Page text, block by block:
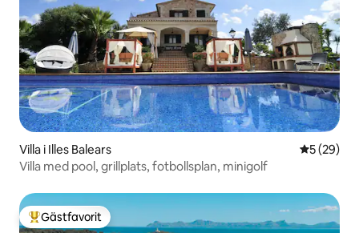
Villa i Illes Balears 5 av 5 i
5 (29)
Villa med pool, grillplats, fotbollsplan, minigolf
Populär gästfavorit
Gästfavorit